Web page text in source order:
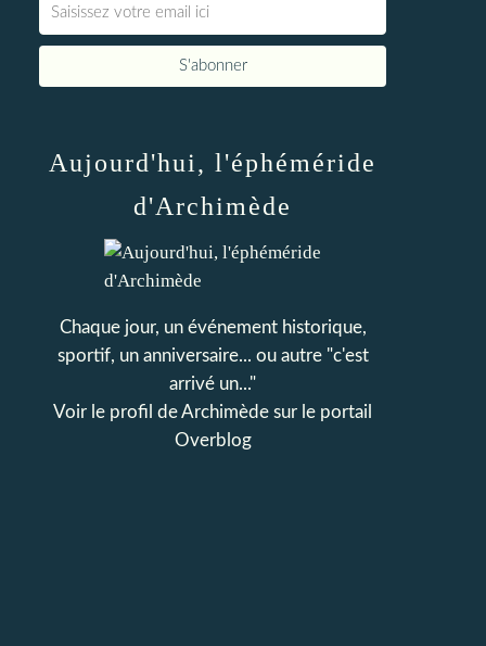
Aujourd'hui, l'éphéméride
d'Archimède
Chaque jour, un événement historique,
sportif, un anniversaire... ou autre "c'est
arrivé un..."
Voir le profil deArchimède sur le portail
Overblog